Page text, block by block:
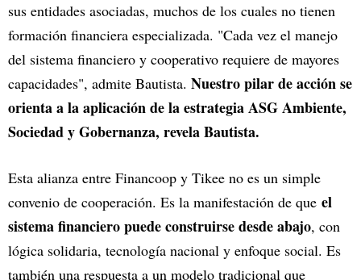
sus entidades asociadas, muchos de los cuales no tienen
formación financiera especializada. "Cada vez el manejo
del sistema financiero y cooperativo requiere de mayores
capacidades", admite Bautista. Nuestro pilar de acción se
orienta a la aplicación de la estrategia ASG Ambiente,
Sociedad y Gobernanza, revela Bautista.
Esta alianza entre Financoop y Tikee no es un simple
convenio de cooperación. Es la manifestación de que el
sistema financiero puede construirse desde abajo, con
lógica solidaria, tecnología nacional y enfoque social. Es
también una respuesta a un modelo tradicional que